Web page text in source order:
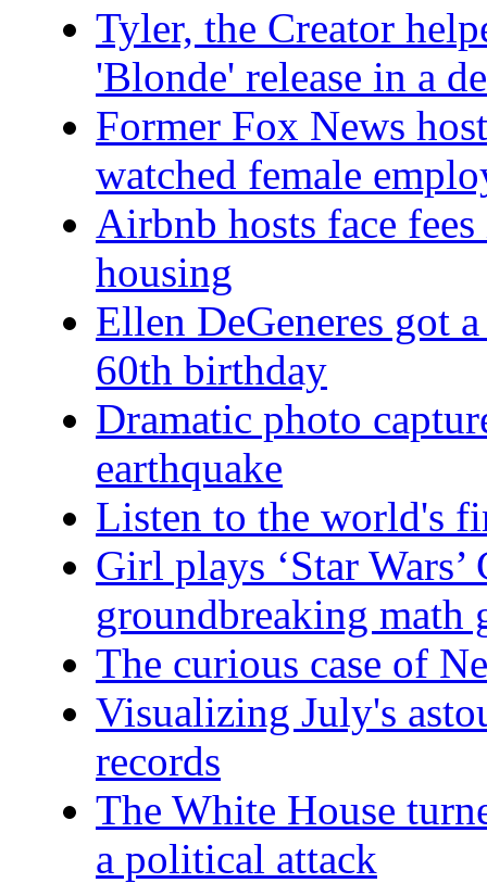
Tyler, the Creator
'Blonde' release in a
Former Fox News
watched female
Airbnb hosts face
housing
Ellen DeGeneres got
60th birthday
Dramatic photo
earthquake
Listen to the world's
Girl plays ‘Star
groundbreaking math
The curious case of
Visualizing July's
records
The White House
a political attack